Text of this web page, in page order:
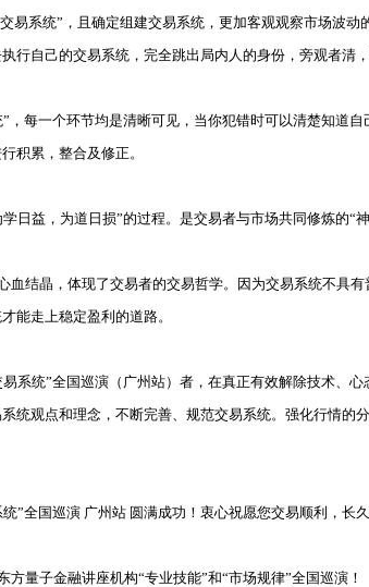
系统”，且确定组建交易系统，更加客观观察市场波
行自己的交易系统，完全跳出局内人的身份，旁观者清
每一个环节均是清晰可见，当你犯错时可以清楚知道
积累，整合及修正。
益，为道日损”的过程。是交易者与市场共同修炼的“
结晶，体现了交易者的交易哲学。因为交易系统不具
能走上稳定盈利的道路。
统”全国巡演（广州站）者，在真正有效解除技术、
统观点和理念，不断完善、规范交易系统。强化行情
全国巡演 广州站 圆满成功！衷心祝愿您交易顺利，长
方量子金融讲座机构“专业技能”和“市场规律”全国巡演！